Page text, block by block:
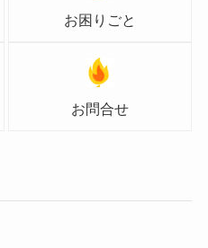
お困りごと
お問合せ